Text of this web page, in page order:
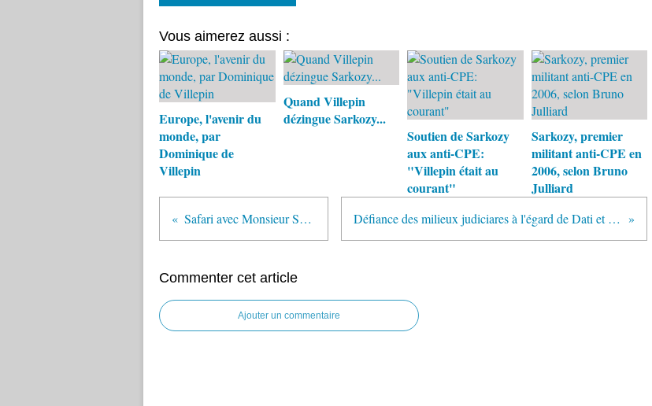
Vous aimerez aussi :
Europe, l'avenir du
monde, par
Dominique de
Villepin
Quand Villepin
dézingue Sarkozy...
Soutien de Sarkozy
aux anti-CPE:
"Villepin était au
courant"
Sarkozy, premier
militant anti-CPE en
2006, selon Bruno
Julliard
Safari avec Monsieur Sarkozee Défiance des milieux judiciares à l'égard de Dati et de Sarkozy
Commenter cet article
Ajouter un commentaire